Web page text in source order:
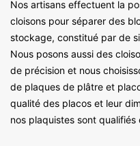
Nos artisans effectuent la
cloisons pour séparer des
stockage, constitué par de
Nous posons aussi des
de précision et nous
de plaques de plâtre et
qualité des placos et leur
nos plaquistes sont qualifiés